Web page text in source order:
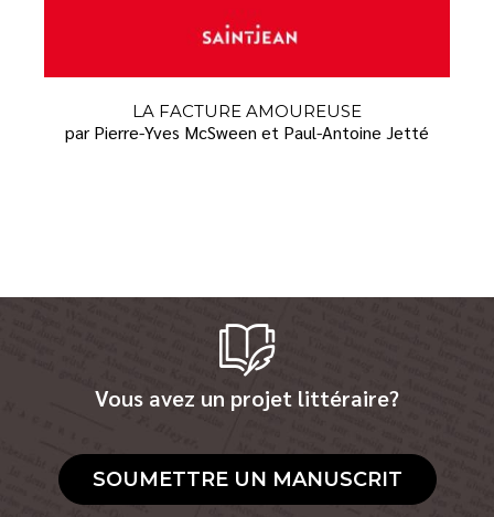
LA FACTURE AMOUREUSE
par Pierre-Yves McSween et Paul-Antoine Jetté
Vous avez un projet littéraire?
SOUMETTRE UN MANUSCRIT